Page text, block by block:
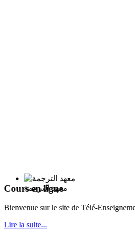
معهد الترجمة
Cours en ligne
Bienvenue sur le site de Télé-
Lire la suite...